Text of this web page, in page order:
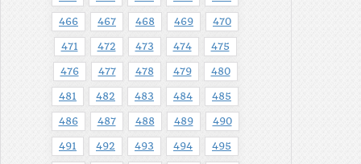
466 467 468 469 470
471 472 473 474 475
476 477 478 479 480
481 482 483 484 485
486 487 488 489 490
491 492 493 494 495